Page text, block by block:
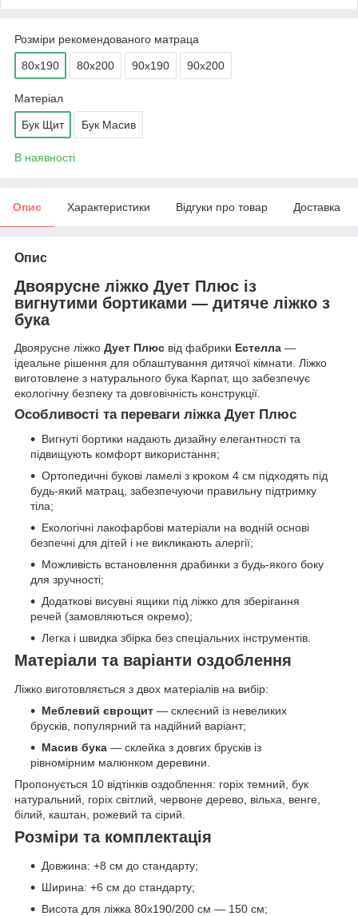
Розміри рекомендованого матраца
80х190 80х200 90х190 90х200
Матеріал
Бук Щит Бук Масив
В наявності
Опис Характеристики Відгуки про товар Доставка
Опис
Двоярусне ліжко Дует Плюс із
вигнутими бортиками — дитяче ліжко з
бука
Двоярусне ліжко Дует Плюс від фабрики Естелла —
ідеальне рішення для облаштування дитячої кімнати. Ліжко
виготовлене з натурального бука Карпат, що забезпечує
екологічну безпеку та довговічність конструкції.
Особливості та переваги ліжка Дует Плюс
Вигнуті бортики надають дизайну елегантності та
підвищують комфорт використання;
Ортопедичні букові ламелі з кроком 4 см підходять під
будь-який матрац, забезпечуючи правильну підтримку
тіла;
Екологічні лакофарбові матеріали на водній основі
безпечні для дітей і не викликають алергії;
Можливість встановлення драбинки з будь-якого боку
для зручності;
Додаткові висувні ящики під ліжко для зберігання
речей (замовляються окремо);
Легка і швидка збірка без спеціальних інструментів.
Матеріали та варіанти оздоблення
Ліжко виготовляється з двох матеріалів на вибір:
Меблевий єврощит — склеєний із невеликих
брусків, популярний та надійний варіант;
Масив бука — склейка з довгих брусків із
рівномірним малюнком деревини.
Пропонується 10 відтінків оздоблення: горіх темний, бук
натуральний, горіх світлий, червоне дерево, вільха, венге,
білий, каштан, рожевий та сірий.
Розміри та комплектація
Довжина: +8 см до стандарту;
Ширина: +6 см до стандарту;
Висота для ліжка 80х190/200 см — 150 см;